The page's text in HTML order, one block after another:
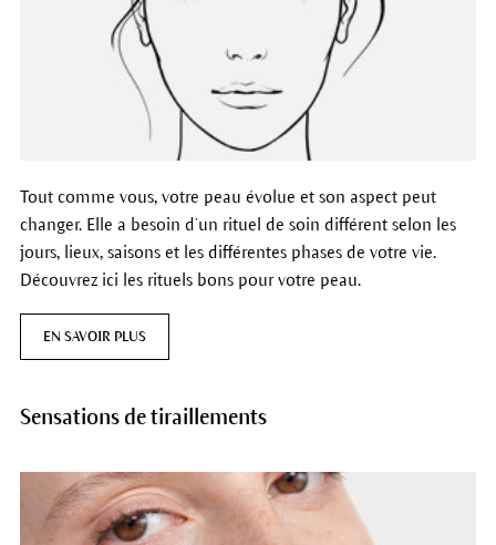
Tout comme vous, votre peau évolue et son aspect peut
changer. Elle a besoin d’un rituel de soin différent selon les
jours, lieux, saisons et les différentes phases de votre vie.
Découvrez ici les rituels bons pour votre peau.
EN SAVOIR PLUS
Sensations de tiraillements